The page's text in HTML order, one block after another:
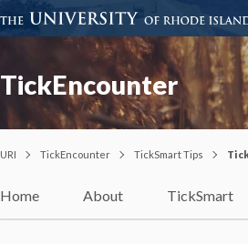
TickEncounter
URI TickEncounter TickSmart Tips
Home About TickSmart